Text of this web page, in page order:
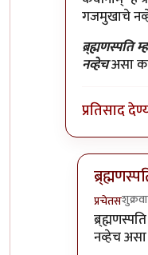
गजमुखाचे
नव्हेचअसा
प्रतिसाद
प्रचेतस
In reply
नव्हेच